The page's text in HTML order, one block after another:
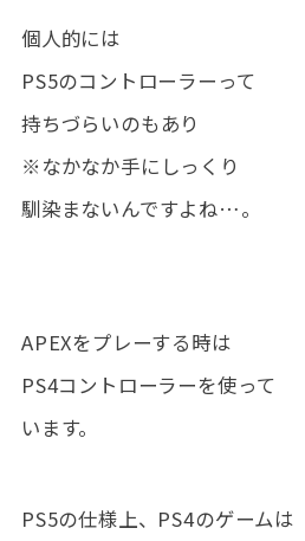
個人的には
PS5のコントローラーって
持ちづらいのもあり
※なかなか手にしっくり
馴染まないんですよね…。
APEXをプレーする時は
PS4コントローラーを使って
います。
PS5の仕様上、PS4のゲームは